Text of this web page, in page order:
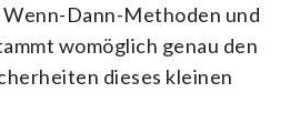
Wenn-Dann-Methoden und
womöglich genau den
dieses kleinen